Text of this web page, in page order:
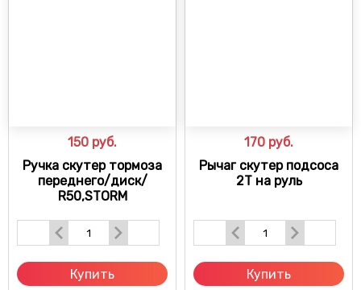
150 руб.
Ручка скутер тормоза
переднего/диск/
R50,STORM
Купить
170 руб.
Рычаг скутер подсоса
2Т на руль
Купить